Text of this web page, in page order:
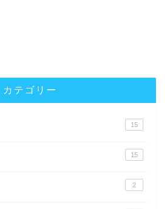
カテゴリー
15
15
2